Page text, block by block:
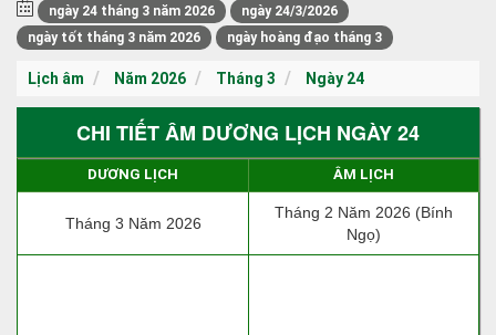
ngày 24 tháng 3 năm 2026
ngày 24/3/2026
ngày tốt tháng 3 năm 2026
ngày hoàng đạo tháng 3
Lịch âm Năm 2026 Tháng 3 Ngày 24
CHI TIẾT ÂM DƯƠNG LỊCH NGÀY 24
DƯƠNG LỊCH ÂM LỊCH
Tháng 3 Năm 2026
Tháng 2 Năm 2026 (Bính
Ngọ)